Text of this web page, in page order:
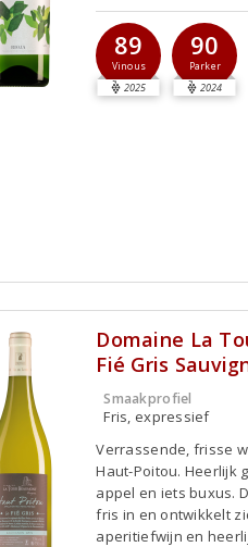
89
Vinous
2025
90
Parker
2024
Domaine La
Fié Gris
Smaakprofiel
Fris, expressief
Verrassende, frisse
Haut-Poitou. Heerlijk
appel en iets buxus.
fris in en ontwikkelt
aperitiefwijn en